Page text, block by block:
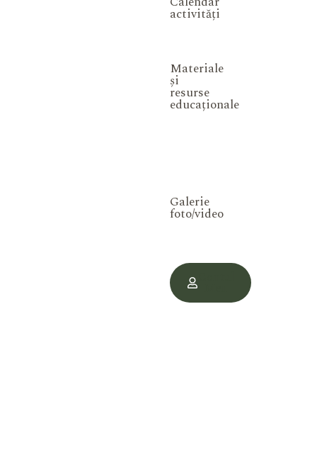
activități
Materiale
și
resurse
educaționale
Galerie
foto/video